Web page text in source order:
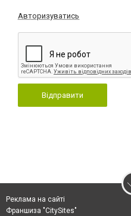
Авторизуватись
Відправити
Реклама на сайті
Франшиза "CitySites"